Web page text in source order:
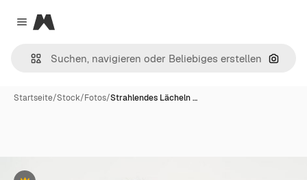
Close menu
Magnific
Nach
Startseite/Stock/Fotos/Strahlendes Lächeln …